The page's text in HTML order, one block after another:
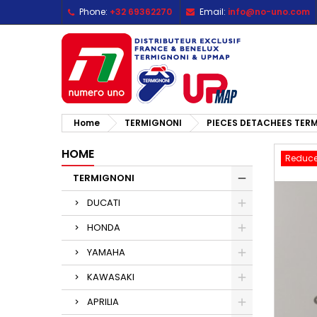
Phone: +32 69362270 Email: info@no-uno.com
Home TERMIGNONI PIECES DETACHEES
HOME
TERMIGNONI
DUCATI
HONDA
YAMAHA
KAWASAKI
APRILIA